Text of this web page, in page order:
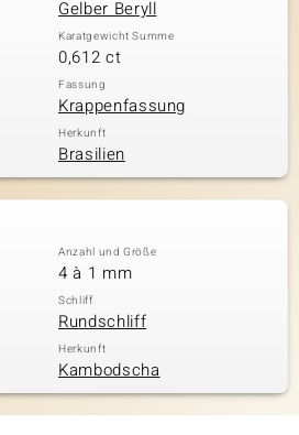
Gelber Beryll
Karatgewicht Summe
0,612 ct
Fassung
Krappenfassung
Herkunft
Brasilien
Anzahl und Größe
4 à 1 mm
Schliff
Rundschliff
Herkunft
Kambodscha